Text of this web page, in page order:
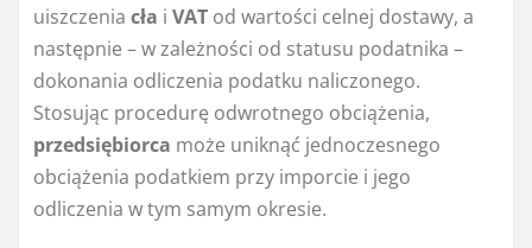
uiszczenia cła i VAT od wartości celnej dostawy, a
następnie – w zależności od statusu podatnika –
dokonania odliczenia podatku naliczonego.
Stosując procedurę odwrotnego obciążenia,
przedsiębiorca może uniknąć jednoczesnego
obciążenia podatkiem przy imporcie i jego
odliczenia w tym samym okresie.